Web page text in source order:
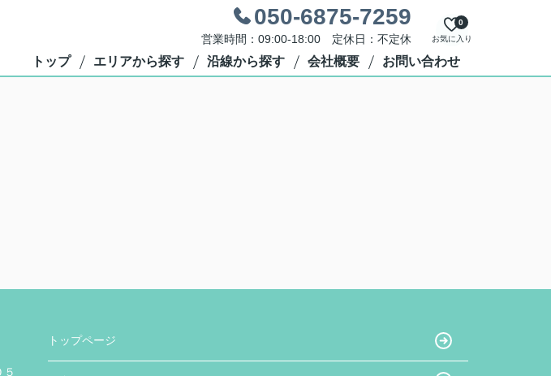
050-6875-7259
営業時間：09:00-18:00 定休日：不定休 お気に入り
0
トップ エリアから探す 沿線から探す 会社概要 お問い合わせ
トップページ